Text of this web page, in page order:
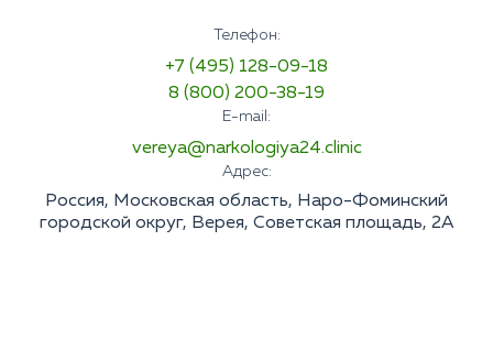
Телефон:
+7 (495) 128-09-18
8 (800) 200-38-19
E-mail:
vereya@narkologiya24.clinic
Адрес:
Россия, Московская область, Наро-Фоминский
городской округ, Верея, Советская площадь, 2А